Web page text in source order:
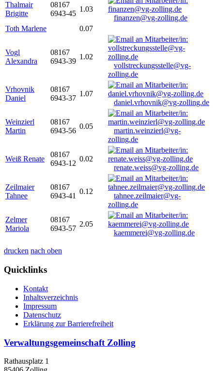
Thalmair
Brigitte
08167
6943-45
1.03
finanzen@vg-zolling.de
Toth Marlene
0.07
Vogl
Alexandra
08167
6943-39
1.02
vollstreckungsstelle@vg-
zolling.de
Vrhovnik
Daniel
08167
6943-37
1.07
daniel.vrhovnik@vg-zolling.de
Weinzierl
Martin
08167
6943-56
0.05
martin.weinzierl@vg-
zolling.de
Weiß Renate
08167
6943-12
0.02
renate.weiss@vg-zolling.de
Zeilmaier
Tahnee
08167
6943-41
0.12
tahnee.zeilmaier@vg-
zolling.de
Zelmer
Mariola
08167
6943-57
2.05
kaemmerei@vg-zolling.de
drucken nach oben
Quicklinks
Kontakt
Inhaltsverzeichnis
Impressum
Datenschutz
Erklärung zur Barrierefreiheit
Verwaltungsgemeinschaft Zolling
Rathausplatz 1